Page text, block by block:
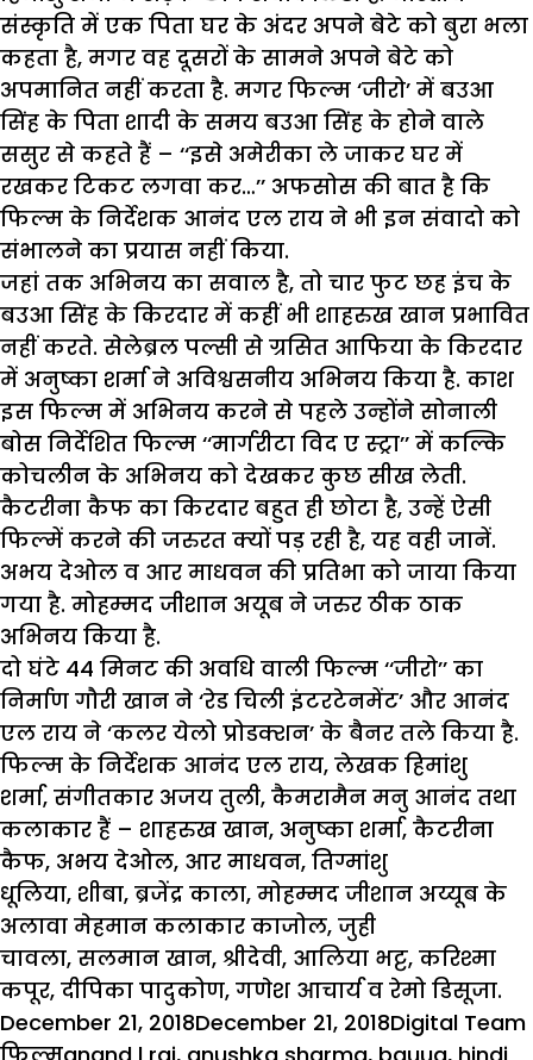
संस्कृति में एक पिता घर के अंदर अपने बेटे को बुरा भला
कहता है, मगर वह दूसरों के सामने अपने बेटे को
अपमानित नहीं करता है. मगर फिल्म ‘जीरो’ में बउआ
सिंह के पिता शादी के समय बउआ सिंह के होने वाले
ससुर से कहते हैं – ‘‘इसे अमेरीका ले जाकर घर में
रखकर टिकट लगवा कर…’’ अफसोस की बात है कि
फिल्म के निर्देशक आनंद एल राय ने भी इन संवादो को
संभालने का प्रयास नहीं किया.
जहां तक अभिनय का सवाल है, तो चार फुट छह इंच के
बउआ सिंह के किरदार में कहीं भी शाहरुख खान प्रभावित
नहीं करते. सेलेब्रल पल्सी से ग्रसित आफिया के किरदार
में अनुष्का शर्मा ने अविश्वसनीय अभिनय किया है. काश
इस फिल्म में अभिनय करने से पहले उन्होंने सोनाली
बोस निर्देशित फिल्म ‘‘मार्गरीटा विद ए स्ट्रा’’ में कल्कि
कोचलीन के अभिनय को देखकर कुछ सीख लेती.
कैटरीना कैफ का किरदार बहुत ही छोटा है, उन्हें ऐसी
फिल्में करने की जरुरत क्यों पड़ रही है, यह वही जानें.
अभय देओल व आर माधवन की प्रतिभा को जाया किया
गया है. मोहम्मद जीशान अयूब ने जरुर ठीक ठाक
अभिनय किया है.
दो घंटे 44 मिनट की अवधि वाली फिल्म ‘‘जीरो’’ का
निर्माण गौरी खान ने ‘रेड चिली इंटरटेनमेंट’ और आनंद
एल राय ने ‘कलर येलो प्रोडक्शन’ के बैनर तले किया है.
फिल्म के निर्देशक आनंद एल राय, लेखक हिमांशु
शर्मा, संगीतकार अजय तुली, कैमरामैन मनु आनंद तथा
कलाकार हैं – शाहरुख खान, अनुष्का शर्मा, कैटरीना
कैफ, अभय देओल, आर माधवन, तिग्मांशु
धूलिया, शीबा, ब्रजेंद्र काला, मोहम्मद जीशान अय्यूब के
अलावा मेहमान कलाकार काजोल, जुही
चावला, सलमान खान, श्रीदेवी, आलिया भट्ट, करिश्मा
कपूर, दीपिका पादुकोण, गणेश आचार्य व रेमो डिसूजा.
Posted
on
December 21, 2018December 21, 2018Author
Digital Team
Tags